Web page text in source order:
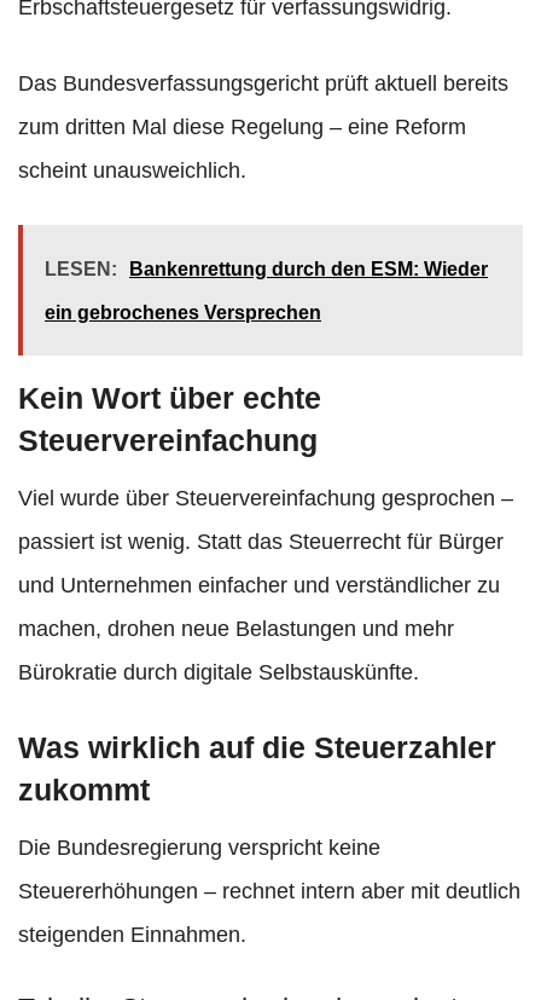
Erbschaftsteuergesetz für verfassungswidrig.
Das Bundesverfassungsgericht prüft aktuell bereits
zum dritten Mal diese Regelung – eine Reform
scheint unausweichlich.
LESEN: Bankenrettung durch den ESM: Wieder
ein gebrochenes Versprechen
Kein Wort über echte
Steuervereinfachung
Viel wurde über Steuervereinfachung gesprochen –
passiert ist wenig. Statt das Steuerrecht für Bürger
und Unternehmen einfacher und verständlicher zu
machen, drohen neue Belastungen und mehr
Bürokratie durch digitale Selbstauskünfte.
Was wirklich auf die Steuerzahler
zukommt
Die Bundesregierung verspricht keine
Steuererhöhungen – rechnet intern aber mit deutlich
steigenden Einnahmen.